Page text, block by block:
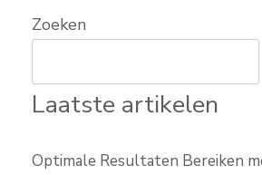
Zoeken
Laatste artikelen
Optimale Resultaten Bereiken